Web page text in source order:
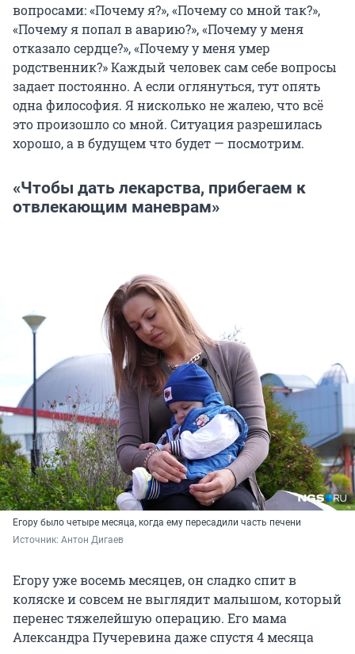
вопросами: «Почему я?», «Почему со мной так?»,
«Почему я попал в аварию?», «Почему у меня
отказало сердце?», «Почему у меня умер
родственник?» Каждый человек сам себе вопросы
задает постоянно. А если оглянуться, тут опять
одна философия. Я нисколько не жалею, что всё
это произошло со мной. Ситуация разрешилась
хорошо, а в будущем что будет — посмотрим.
«Чтобы дать лекарства, прибегаем к
отвлекающим маневрам»
Егору было четыре месяца, когда ему пересадили часть печени
Источник: Антон Дигаев
Егору уже восемь месяцев, он сладко спит в
коляске и совсем не выглядит малышом, который
перенес тяжелейшую операцию. Его мама
Александра Пучеревина даже спустя 4 месяца